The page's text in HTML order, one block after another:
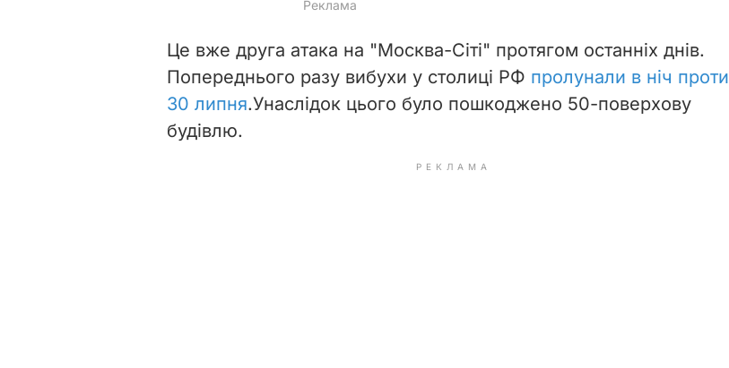
Це вже друга атака на "Москва-Сіті" протягом останніх днів.
Попереднього разу вибухи у столиці РФ пролунали в ніч проти
30 липня.Унаслідок цього було пошкоджено 50-поверхову
будівлю.
РЕКЛАМА